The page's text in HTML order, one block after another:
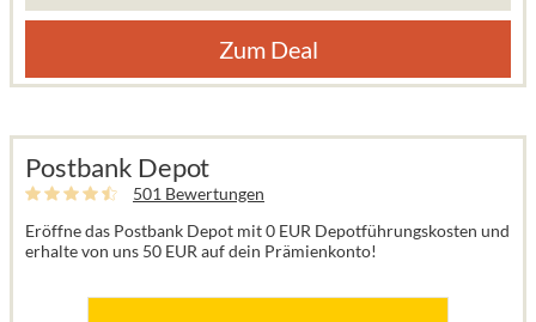
Zum Deal
Postbank Depot
501 Bewertungen
Eröffne das Postbank Depot mit 0 EUR Depotführungskosten und
erhalte von uns 50 EUR auf dein Prämienkonto!